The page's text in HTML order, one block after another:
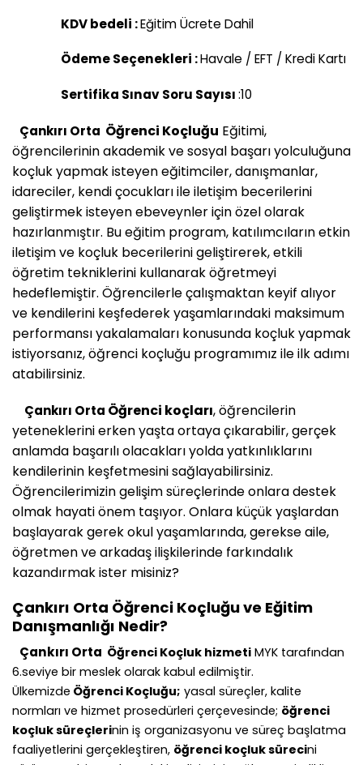
KDV bedeli :Eğitim Ücrete Dahil
Ödeme Seçenekleri :Havale / EFT / Kredi Kartı
Sertifika Sınav Soru Sayısı:10
Çankırı Orta Öğrenci Koçluğu Eğitimi,
öğrencilerinin akademik ve sosyal başarı yolculuğuna
koçluk yapmak isteyen eğitimciler, danışmanlar,
idareciler, kendi çocukları ile iletişim becerilerini
geliştirmek isteyen ebeveynler için özel olarak
hazırlanmıştır. Bu eğitim program, katılımcıların etkin
iletişim ve koçluk becerilerini geliştirerek, etkili
öğretim tekniklerini kullanarak öğretmeyi
hedeflemiştir. Öğrencilerle çalışmaktan keyif alıyor
ve kendilerini keşfederek yaşamlarındaki maksimum
performansı yakalamaları konusunda koçluk yapmak
istiyorsanız, öğrenci koçluğu programımız ile ilk adımı
atabilirsiniz.
Çankırı Orta Öğrenci koçları, öğrencilerin
yeteneklerini erken yaşta ortaya çıkarabilir, gerçek
anlamda başarılı olacakları yolda yatkınlıklarını
kendilerinin keşfetmesini sağlayabilirsiniz.
Öğrencilerimizin gelişim süreçlerinde onlara destek
olmak hayati önem taşıyor. Onlara küçük yaşlardan
başlayarak gerek okul yaşamlarında, gerekse aile,
öğretmen ve arkadaş ilişkilerinde farkındalık
kazandırmak ister misiniz?
Çankırı Orta Öğrenci Koçluğu ve Eğitim
Danışmanlığı Nedir?
Çankırı Orta Öğrenci Koçluk hizmeti MYK tarafından
6.seviye bir meslek olarak kabul edilmiştir.
Ülkemizde Öğrenci Koçluğu; yasal süreçler, kalite
normları ve hizmet prosedürleri çerçevesinde; öğrenci
koçluk süreçlerinin iş organizasyonu ve süreç başlatma
faaliyetlerini gerçekleştiren, öğrenci koçluk sürecini